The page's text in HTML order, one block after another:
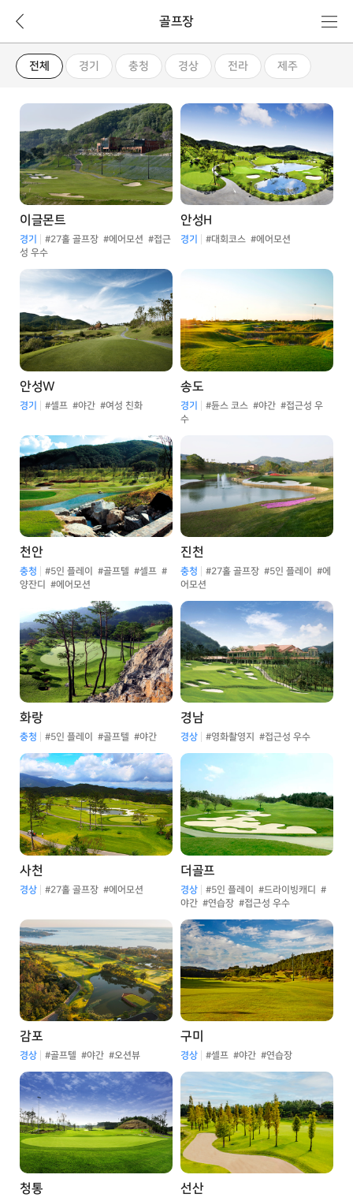
골프장
뒤
로
가
기
메
뉴
전체 경기 충청 경상 전라 제주
이글몬트
경기 #27홀 골프장 #에어모션 #접근
성 우수
안성H
경기 #대회코스 #에어모션
안성W
경기 #셀프 #야간 #여성 친화
송도
경기 #듄스 코스 #야간 #접근성 우
수
천안
충청 #5인 플레이 #골프텔 #셀프 #
양잔디
#에어모션
진천
충청 #27홀 골프장 #5인 플레이
#에
어모션
화랑
충청 #5인 플레이 #골프텔 #야간
경남
경상 #영화촬영지 #접근성 우수
사천
경상 #27홀 골프장 #에어모션
더골프
경상 #5인 플레이 #드라이빙캐디
#
야간 #연습장 #접근성 우수
감포
경상 #골프텔 #야간 #오션뷰
구미
경상 #셀프 #야간 #연습장
청통 선산